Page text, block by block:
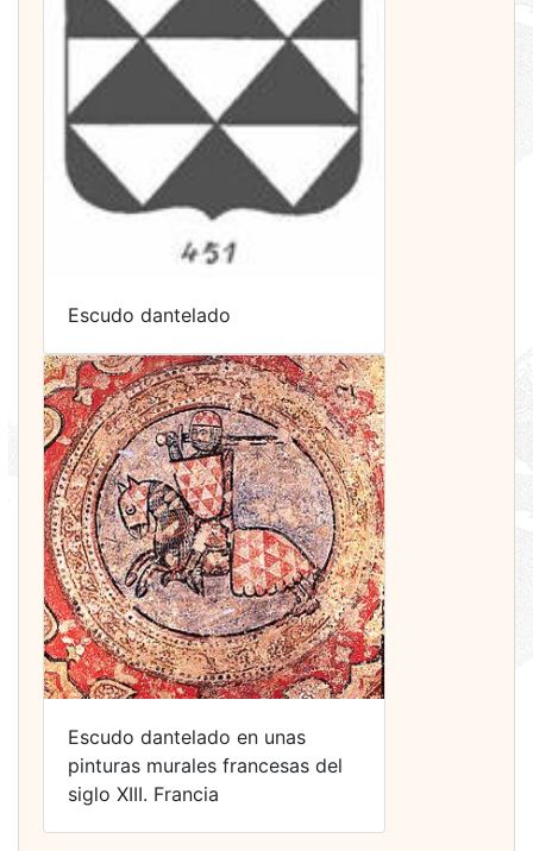
Escudo dantelado
Escudo dantelado en unas
pinturas murales francesas del
siglo XIII. Francia